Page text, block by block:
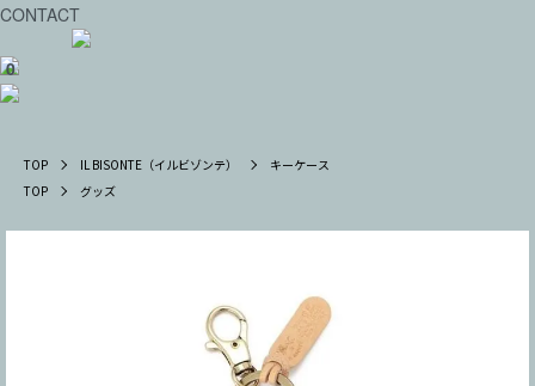
CONTACT
0
TOP IL BISONTE（イルビゾンテ）
キーケース
TOP
グッズ